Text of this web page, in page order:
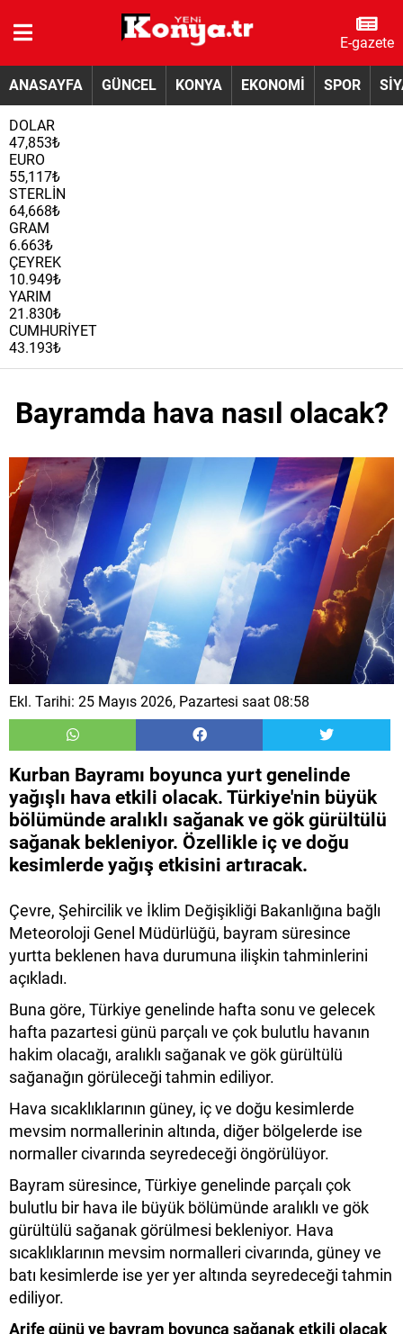
E-gazete
ANASAYFA GÜNCEL KONYA EKONOMİ SPOR
DOLAR
47,853₺
EURO
55,117₺
STERLİN
64,668₺
GRAM
6.663₺
ÇEYREK
10.949₺
YARIM
21.830₺
CUMHURİYET
43.193₺
Bayramda hava nasıl olacak?
Ekl. Tarihi: 25 Mayıs 2026, Pazartesi saat 08:58
Kurban Bayramı boyunca yurt genelinde
yağışlı hava etkili olacak. Türkiye'nin büyük
bölümünde aralıklı sağanak ve gök gürültülü
sağanak bekleniyor. Özellikle iç ve doğu
kesimlerde yağış etkisini artıracak.
Çevre, Şehircilik ve İklim Değişikliği Bakanlığına bağlı
Meteoroloji Genel Müdürlüğü, bayram süresince
yurtta beklenen hava durumuna ilişkin tahminlerini
açıkladı.
Buna göre, Türkiye genelinde hafta sonu ve gelecek
hafta pazartesi günü parçalı ve çok bulutlu havanın
hakim olacağı, aralıklı sağanak ve gök gürültülü
sağanağın görüleceği tahmin ediliyor.
Hava sıcaklıklarının güney, iç ve doğu kesimlerde
mevsim normallerinin altında, diğer bölgelerde ise
normaller civarında seyredeceği öngörülüyor.
Bayram süresince, Türkiye genelinde parçalı çok
bulutlu bir hava ile büyük bölümünde aralıklı ve gök
gürültülü sağanak görülmesi bekleniyor. Hava
sıcaklıklarının mevsim normalleri civarında, güney ve
batı kesimlerde ise yer yer altında seyredeceği tahmin
ediliyor.
Arife günü ve bayram boyunca sağanak etkili olacak